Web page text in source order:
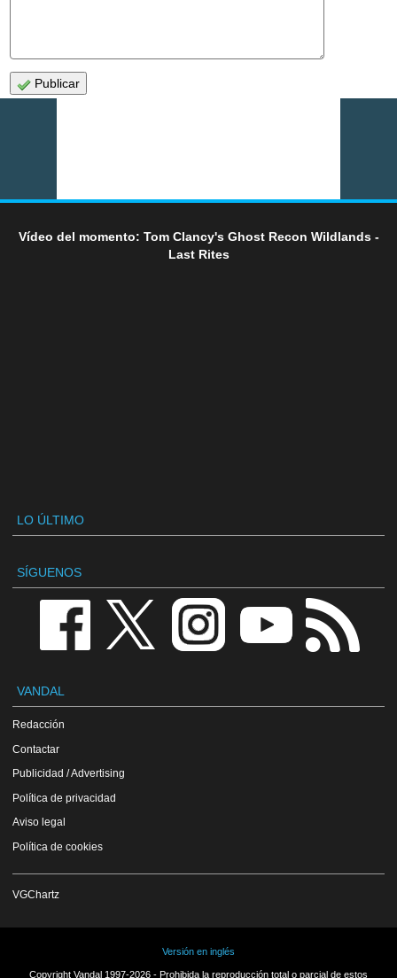
Publicar
Vídeo del momento: Tom Clancy's Ghost Recon Wildlands -
Last Rites
LO ÚLTIMO
SÍGUENOS
VANDAL
Redacción
Contactar
Publicidad / Advertising
Política de privacidad
Aviso legal
Política de cookies
VGChartz
Versión en inglés
Copyright Vandal 1997-2026 - Prohibida la reproducción total o parcial de estos